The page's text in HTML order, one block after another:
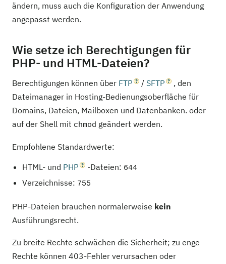
ändern, muss auch die Konfiguration der Anwendung
angepasst werden.
Wie setze ich Berechtigungen für
PHP- und HTML-Dateien?
Berechtigungen können über FTP / SFTP
, den
Dateimanager in Hosting-Bedienungsoberfläche für
Domains, Dateien, Mailboxen und Datenbanken. oder
auf der Shell mit chmod geändert werden.
Empfohlene Standardwerte:
HTML- und PHP -Dateien: 644
Verzeichnisse: 755
PHP-Dateien brauchen normalerweise kein
Ausführungsrecht.
Zu breite Rechte schwächen die Sicherheit; zu enge
Rechte können 403-Fehler verursachen oder